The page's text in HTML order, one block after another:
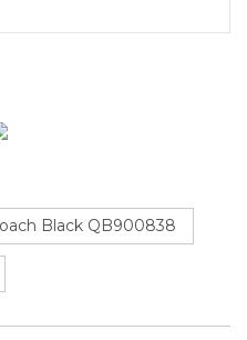
Black QB900838